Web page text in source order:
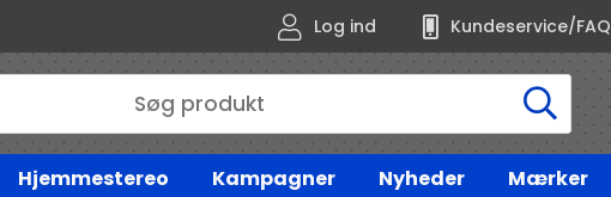
Log ind Kundeservice/FAQ
Hjemmestereo Kampagner Nyheder Mærker